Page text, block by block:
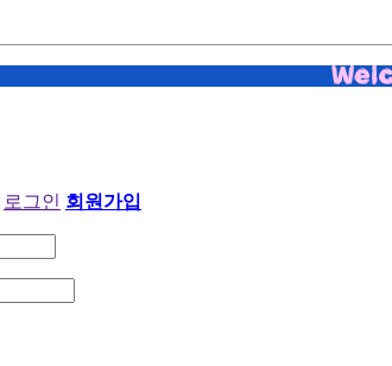
로그인 회원가입